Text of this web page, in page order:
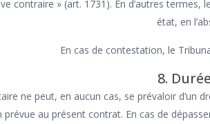
contraire » (art. 1731). En d’autres
état, en
En cas de contestation, le
8.
ne peut, en aucun cas, se prévaloir d’un
prévue au présent contrat. En cas de